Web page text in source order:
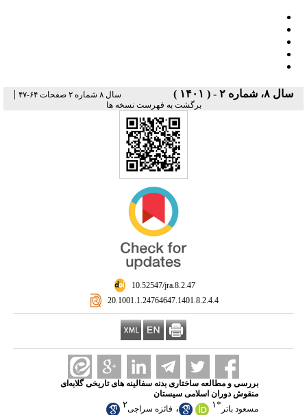
سال ۸، شماره ۲ - ( ۱۴۰۱ ) سال ۸ شماره ۲ صفحات ۶۴-۴۷ |
برگشت به فهرست نسخه ها
‎ 10.52547/jra.8.2.47
‎ 20.1001.1.24764647.1401.8.2.4.4
بررسی و مطالعه ساختاری بدنه سفالینه های تاریخی گلابه‌ای
منقوش ‌دوران اسلامی سیستان ‌
مسعود باتر *۱ ، فائزه سراجی۲